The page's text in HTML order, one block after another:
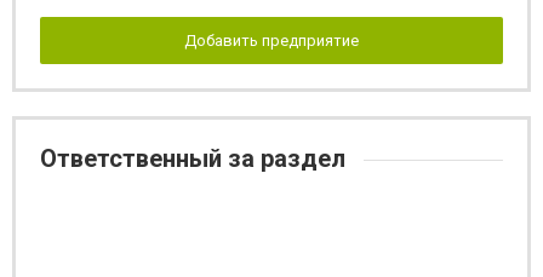
Добавить предприятие
Ответственный за раздел